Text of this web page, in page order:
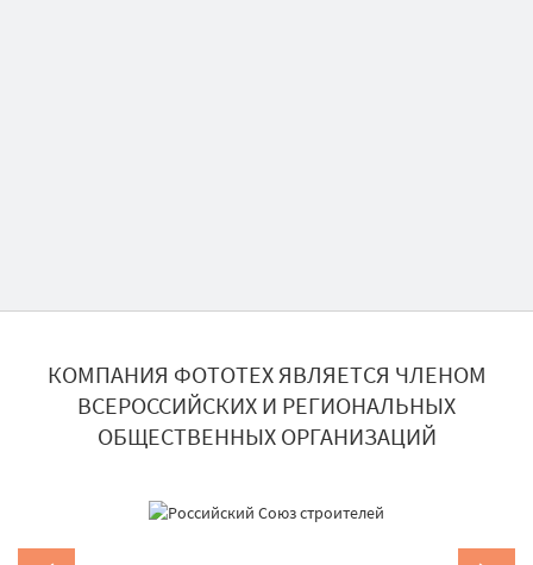
КОМПАНИЯ ФОТОТЕХ ЯВЛЯЕТСЯ ЧЛЕНОМ
ВСЕРОССИЙСКИХ И РЕГИОНАЛЬНЫХ
ОБЩЕСТВЕННЫХ ОРГАНИЗАЦИЙ